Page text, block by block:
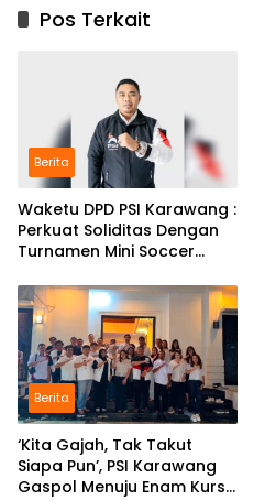
Pos Terkait
Berita
Waketu DPD PSI Karawang :
Perkuat Soliditas Dengan
Turnamen Mini Soccer
Berita
‘Kita Gajah, Tak Takut
Siapa Pun’, PSI Karawang
Gaspol Menuju Enam Kursi